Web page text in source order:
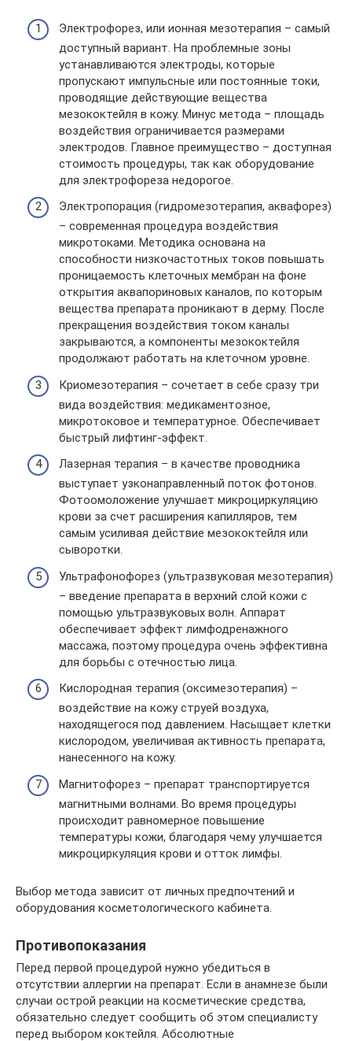
Электрофорез, или ионная мезотерапия – самый
доступный вариант. На проблемные зоны
устанавливаются электроды, которые
пропускают импульсные или постоянные токи,
проводящие действующие вещества
мезококтейля в кожу. Минус метода – площадь
воздействия ограничивается размерами
электродов. Главное преимущество – доступная
стоимость процедуры, так как оборудование
для электрофореза недорогое.
Электропорация (гидромезотерапия, аквафорез)
– современная процедура воздействия
микротоками. Методика основана на
способности низкочастотных токов повышать
проницаемость клеточных мембран на фоне
открытия аквапориновых каналов, по которым
вещества препарата проникают в дерму. После
прекращения воздействия током каналы
закрываются, а компоненты мезококтейля
продолжают работать на клеточном уровне.
Криомезотерапия – сочетает в себе сразу три
вида воздействия: медикаментозное,
микротоковое и температурное. Обеспечивает
быстрый лифтинг-эффект.
Лазерная терапия – в качестве проводника
выступает узконаправленный поток фотонов.
Фотоомоложение улучшает микроциркуляцию
крови за счет расширения капилляров, тем
самым усиливая действие мезококтейля или
сыворотки.
Ультрафонофорез (ультразвуковая мезотерапия)
– введение препарата в верхний слой кожи с
помощью ультразвуковых волн. Аппарат
обеспечивает эффект лимфодренажного
массажа, поэтому процедура очень эффективна
для борьбы с отечностью лица.
Кислородная терапия (оксимезотерапия) –
воздействие на кожу струей воздуха,
находящегося под давлением. Насыщает клетки
кислородом, увеличивая активность препарата,
нанесенного на кожу.
Магнитофорез – препарат транспортируется
магнитными волнами. Во время процедуры
происходит равномерное повышение
температуры кожи, благодаря чему улучшается
микроциркуляция крови и отток лимфы.
Выбор метода зависит от личных предпочтений и
оборудования косметологического кабинета.
Противопоказания
Перед первой процедурой нужно убедиться в
отсутствии аллергии на препарат. Если в анамнезе были
случаи острой реакции на косметические средства,
обязательно следует сообщить об этом специалисту
перед выбором коктейля. Абсолютные